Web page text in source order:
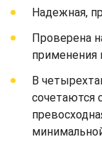
Надежная,
Проверена
применения
В
сочетаются